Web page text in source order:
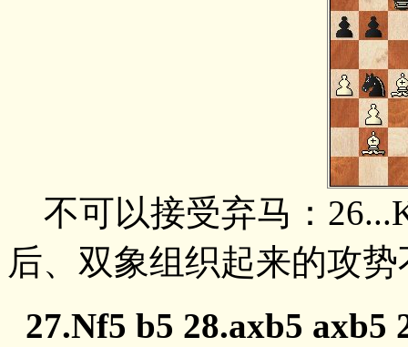
不可以接受弃马：
后、双象组织起来的攻
27.Nf5 b5 28.axb5 axb5